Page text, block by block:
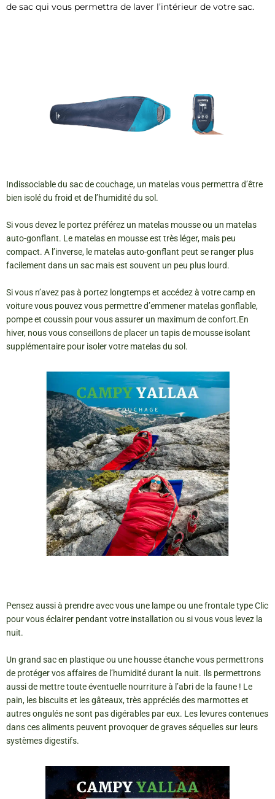
de sac qui vous permettra de laver l’intérieur de votre sac.
Indissociable du sac de couchage, un matelas vous permettra d’être
bien isolé du froid et de l’humidité du sol.
Si vous devez le portez préférez un matelas mousse ou un matelas
auto-gonflant. Le matelas en mousse est très léger, mais peu
compact. A l’inverse, le matelas auto-gonflant peut se ranger plus
facilement dans un sac mais est souvent un peu plus lourd.
Si vous n’avez pas à portez longtemps et accédez à votre camp en
voiture vous pouvez vous permettre d’emmener matelas gonflable,
pompe et coussin pour vous assurer un maximum de confort.En
hiver, nous vous conseillons de placer un tapis de mousse isolant
supplémentaire pour isoler votre matelas du sol.
Pensez aussi à prendre avec vous une lampe ou une frontale type Clic
pour vous éclairer pendant votre installation ou si vous vous levez la
nuit.
Un grand sac en plastique ou une housse étanche vous permettrons
de protéger vos affaires de l’humidité durant la nuit. Ils permettrons
aussi de mettre toute éventuelle nourriture à l’abri de la faune ! Le
pain, les biscuits et les gâteaux, très appréciés des marmottes et
autres ongulés ne sont pas digérables par eux. Les levures contenues
dans ces aliments peuvent provoquer de graves séquelles sur leurs
systèmes digestifs.